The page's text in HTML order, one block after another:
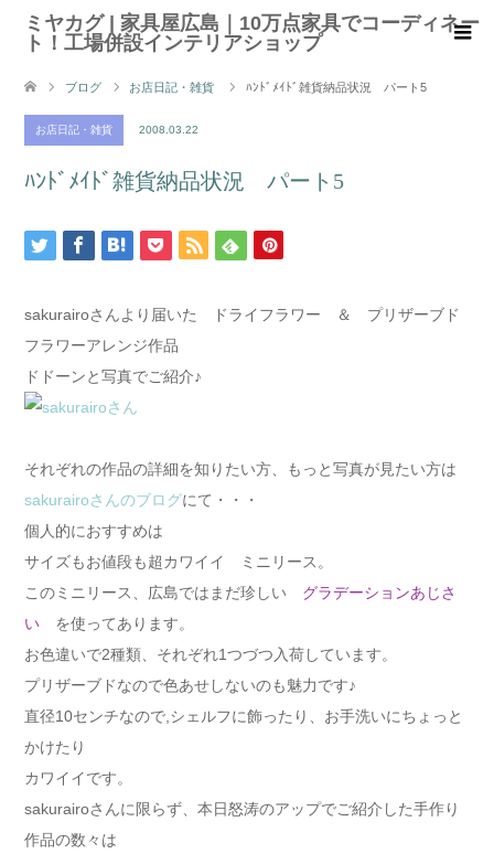
ミヤカグ | 家具屋広島｜10万点家具でコーディネー
ト！工場併設インテリアショップ
ブログ お店日記・雑貨 ﾊﾝﾄﾞﾒｲﾄﾞ雑貨納品状況 パート5
お店日記・雑貨 2008.03.22
ﾊﾝﾄﾞﾒｲﾄﾞ雑貨納品状況 パート5
sakurairoさんより届いた ドライフラワー ＆ プリザーブド
フラワーアレンジ作品
ドドーンと写真でご紹介♪
それぞれの作品の詳細を知りたい方、もっと写真が見たい方は
sakurairoさんのブログにて・・・
個人的におすすめは
サイズもお値段も超カワイイ ミニリース。
このミニリース、広島ではまだ珍しい グラデーションあじさ
い を使ってあります。
お色違いで2種類、それぞれ1つづつ入荷しています。
プリザーブドなので色あせしないのも魅力です♪
直径10センチなので,シェルフに飾ったり、お手洗いにちょっと
かけたり
カワイイです。
sakurairoさんに限らず、本日怒涛のアップでご紹介した手作り
作品の数々は